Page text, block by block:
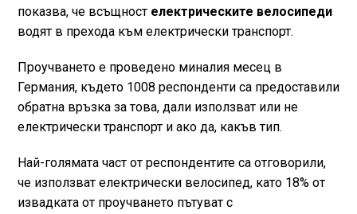
показва, че всъщност електрическите велосипеди
водят в прехода към електрически транспорт.
Проучването е проведено миналия месец в
Германия, където 1008 респонденти са предоставили
обратна връзка за това, дали използват или не
електрически транспорт и ако да, какъв тип.
Най-голямата част от респондентите са отговорили,
че използват електрически велосипед, като 18% от
извадката от проучването пътуват с